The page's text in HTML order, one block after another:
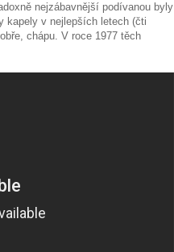
nejzábavnější podívanou byly
kapely v nejlepších letech (čti
chápu. V roce 1977 těch